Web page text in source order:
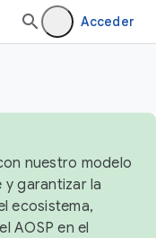
Acceder
nuestro modelo
y garantizar la
ecosistema,
AOSP en el